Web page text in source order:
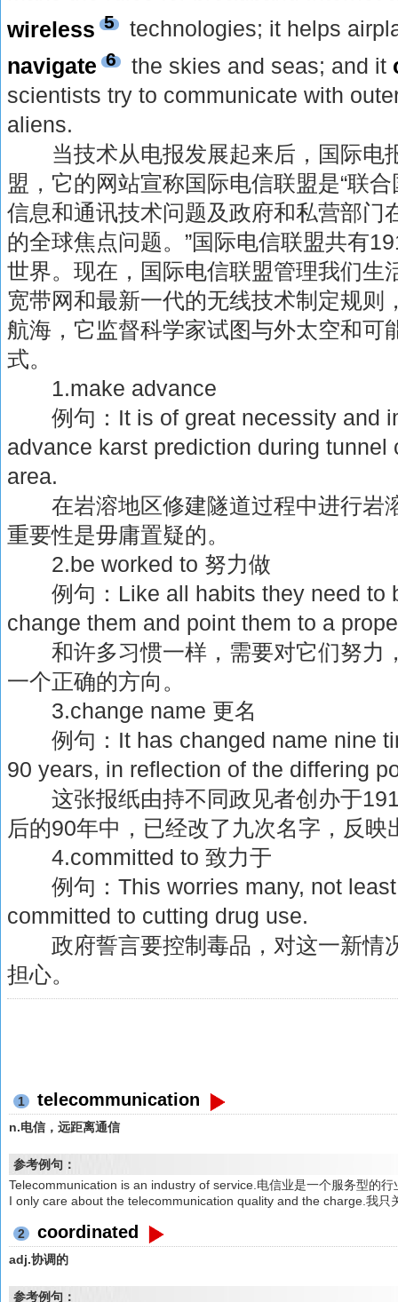
wireless 5
technologies; it helps
navigate 6 the skies and seas; and it
scientists try to communicate with
aliens.
当技术从电报发展起来后，国际电
盟，它的网站宣称国际电信联盟是“联
信息和通讯技术问题及政府和私营部门
的全球焦点问题。”国际电信联盟共有
世界。现在，国际电信联盟管理我们生
宽带网和最新一代的无线技术制定规则
航海，它监督科学家试图与外太空和可
式。
1.make advance
例句：It is of great necessity and
advance karst prediction during tunnel
area.
在岩溶地区修建隧道过程中进行岩
重要性是毋庸置疑的。
2.be worked to 努力做
例句：Like all habits they need to
change them and point them to a
和许多习惯一样，需要对它们努力
一个正确的方向。
3.change name 更名
例句：It has changed name nine
90 years, in reflection of the differing
这张报纸由持不同政见者创办于
后的90年中，已经改了九次名字，反
4.committed to 致力于
例句：This worries many, not least
committed to cutting drug use.
政府誓言要控制毒品，对这一新情
担心。
1 telecommunication
n.电信，远距离通信
参考例句：
Telecommunication is an industry of service.电信业是一个服务型的行
I only care about the telecommunication quality and the charge.我只
2 coordinated
adj.协调的
参考例句：